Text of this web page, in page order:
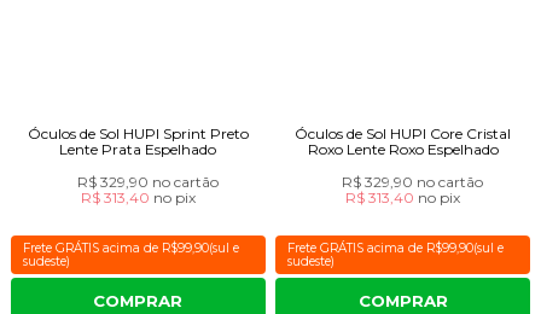
Óculos de Sol HUPI Sprint Preto
Lente Prata Espelhado
R$ 329,90 no cartão
R$ 313,40 no pix
Frete GRÁTIS acima de R$99,90(sul e
sudeste)
COMPRAR
Óculos de Sol HUPI Core Cristal
Roxo Lente Roxo Espelhado
R$ 329,90 no cartão
R$ 313,40 no pix
Frete GRÁTIS acima de R$99,90(sul e
sudeste)
COMPRAR